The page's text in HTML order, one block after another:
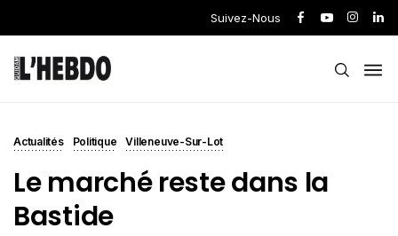
Suivez-Nous
Actualités Politique Villeneuve-Sur-Lot
Le marché reste dans la
Bastide